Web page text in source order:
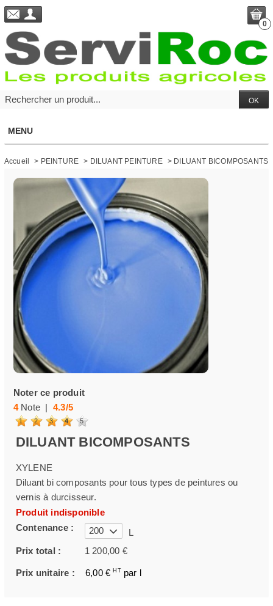
0
MENU
Accueil > PEINTURE > DILUANT PEINTURE > DILUANT BICOMPOSANTS
Noter ce produit
4Note | 4.3/5
1 2 3 4 5
DILUANT BICOMPOSANTS
XYLENE
Diluant bi composants pour tous types de peintures ou
vernis à durcisseur.
Produit indisponible
Contenance :
200
L
Prix total :
1 200,00 €
Prix unitaire : 6,00 € HT par l